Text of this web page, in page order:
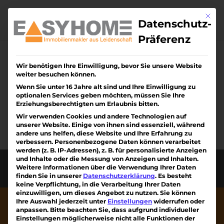
content
Keine Ergebnisse
gefunden
Die angefragte Seite konnte nicht gefunden
werden. Verfeinern Sie Ihre Suche oder
verwenden Sie die Navigation oben, um den
Beitrag zu finden.
Diese Webseite wurde erstellt von Kreativiteam
am Kaiserstuhl mit ❤
Mit
Datenschutz-
Präferenz
Wir benötigen Ihre Einwilligung, bevor Sie unsere Website
weiter besuchen können.
Wenn Sie unter 16 Jahre alt sind und Ihre Einwilligung zu
optionalen Services geben möchten, müssen Sie Ihre
Erziehungsberechtigten um Erlaubnis bitten.
Wir verwenden Cookies und andere Technologien auf
unserer Website. Einige von ihnen sind essenziell, während
andere uns helfen, diese Website und Ihre Erfahrung zu
verbessern. Personenbezogene Daten können verarbeitet
werden (z. B. IP-Adressen), z. B. für personalisierte Anzeigen
und Inhalte oder die Messung von Anzeigen und Inhalten.
Weitere Informationen über die Verwendung Ihrer Daten
finden Sie in unserer Datenschutzerklärung. Es besteht
keine Verpflichtung, in die Verarbeitung Ihrer Daten
einzuwilligen, um dieses Angebot zu nutzen. Sie können
Ihre Auswahl jederzeit unter Einstellungen widerrufen oder
anpassen. Bitte beachten Sie, dass aufgrund individueller
Einstellungen möglicherweise nicht alle Funktionen der